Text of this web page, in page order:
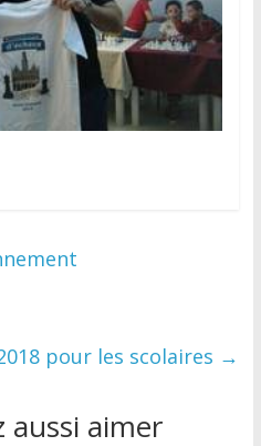
pour les scolaires →
aussi aimer